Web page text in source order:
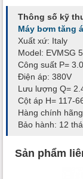
Thông số kỹ
Máy bơm tăng
Xuất xứ: Italy
Model: EVMSG
Công suất P=
Điện áp: 380V
Lưu lượng Q=
Cột áp H= 117-
Hàng chính
Bảo hành: 12
Sản phẩm